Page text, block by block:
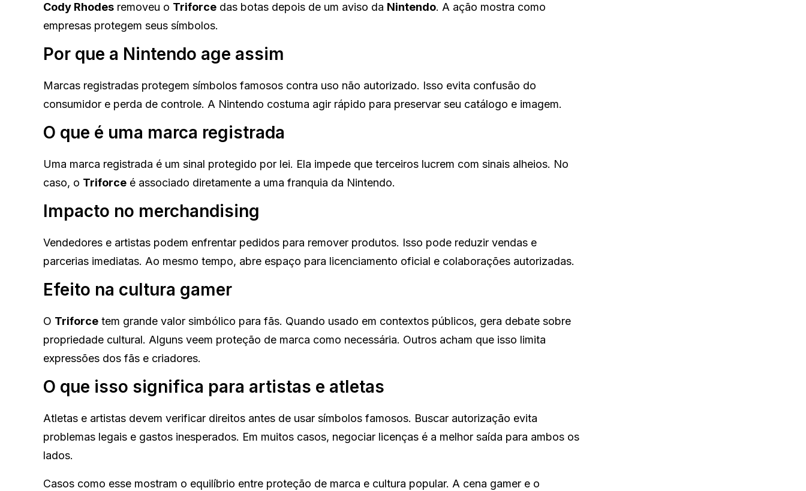
Cody Rhodes removeu o Triforce das botas depois de um aviso da Nintendo. A ação mostra como
empresas protegem seus símbolos.
Por que a Nintendo age assim
Marcas registradas protegem símbolos famosos contra uso não autorizado. Isso evita confusão do
consumidor e perda de controle. A Nintendo costuma agir rápido para preservar seu catálogo e imagem.
O que é uma marca registrada
Uma marca registrada é um sinal protegido por lei. Ela impede que terceiros lucrem com sinais alheios. No
caso, o Triforce é associado diretamente a uma franquia da Nintendo.
Impacto no merchandising
Vendedores e artistas podem enfrentar pedidos para remover produtos. Isso pode reduzir vendas e
parcerias imediatas. Ao mesmo tempo, abre espaço para licenciamento oficial e colaborações autorizadas.
Efeito na cultura gamer
O Triforce tem grande valor simbólico para fãs. Quando usado em contextos públicos, gera debate sobre
propriedade cultural. Alguns veem proteção de marca como necessária. Outros acham que isso limita
expressões dos fãs e criadores.
O que isso significa para artistas e atletas
Atletas e artistas devem verificar direitos antes de usar símbolos famosos. Buscar autorização evita
problemas legais e gastos inesperados. Em muitos casos, negociar licenças é a melhor saída para ambos os
lados.
Casos como esse mostram o equilíbrio entre proteção de marca e cultura popular. A cena gamer e o